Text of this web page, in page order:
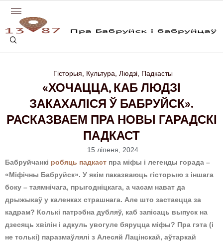
Гісторыя Культура Людзі, Падкасты
«ХОЧАЦЦА, КАБ ЛЮДЗІ
ЗАКАХАЛІСЯ Ў БАБРУЙСК».
РАСКАЗВАЕМ ПРА НОВЫ ГАРАДСКІ
ПАДКАСТ
15 ліпеня, 2024
Бабруйчанкі робяць падкаст пра міфы і легенды горада –
«Міфічны Бабруйск». У якім паказваюць гісторыю з іншага
боку – таямнічага, прыгодніцкага, а часам нават да
дрыжыкаў у каленках страшнага. Але што застаецца за
кадрам? Колькі патрэбна дубляў, каб запісаць выпуск на
дзесяць хвілін і адкуль увогуле бяруцца міфы? Пра гэта (і
не толькі) паразмаўлялі з Алесяй Лацінскай, аўтаркай